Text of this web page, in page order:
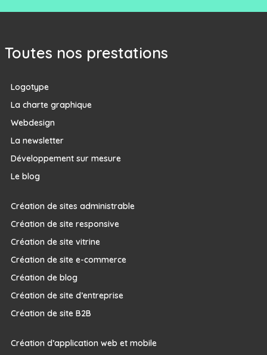
Toutes nos prestations
Logotype
La charte graphique
Webdesign
La newsletter
Développement sur mesure
Le blog
Création de sites administrable
Création de site responsive
Création de site vitrine
Création de site e-commerce
Création de blog
Création de site d’entreprise
Création de site B2B
Création d’application web et mobile